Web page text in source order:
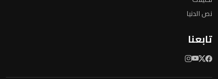
نص الدنيا
تابعنا